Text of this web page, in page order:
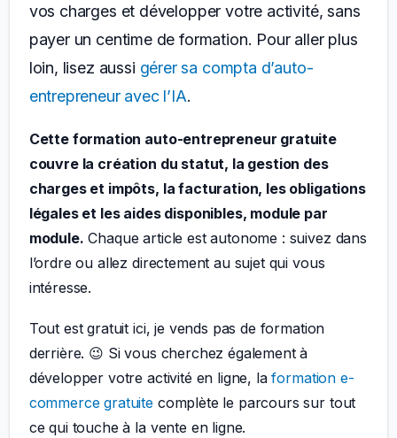
vos charges et développer votre activité, sans
payer un centime de formation. Pour aller plus
loin, lisez aussi gérer sa compta d’auto-
entrepreneur avec l’IA.
Cette formation auto-entrepreneur gratuite
couvre la création du statut, la gestion des
charges et impôts, la facturation, les obligations
légales et les aides disponibles, module par
module. Chaque article est autonome : suivez dans
l’ordre ou allez directement au sujet qui vous
intéresse.
Tout est gratuit ici, je vends pas de formation
derrière. 😉 Si vous cherchez également à
développer votre activité en ligne, laformation e-
commerce gratuite complète le parcours sur tout
ce qui touche à la vente en ligne.